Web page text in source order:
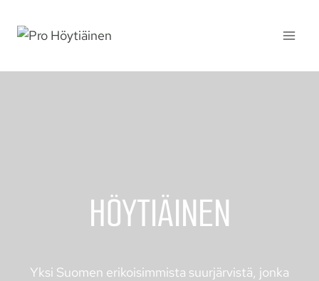
sisältöön
HÖYTIÄINEN
Yksi Suomen erikoisimmista suurjärvistä, jonka